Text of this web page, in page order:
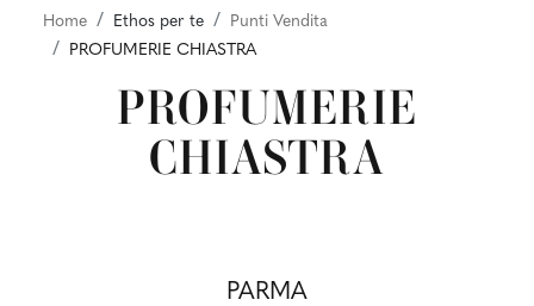
Home Ethos per te
Punti Vendita
PROFUMERIE CHIASTRA
PROFUMERIE
CHIASTRA
PARMA